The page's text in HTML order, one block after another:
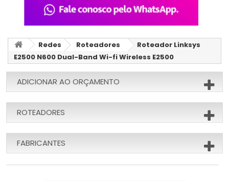
Redes Roteadores
Roteador Linksys
E2500 N600 Dual-Band Wi-fi Wireless E2500
ADICIONAR AO ORÇAMENTO
ROTEADORES
FABRICANTES